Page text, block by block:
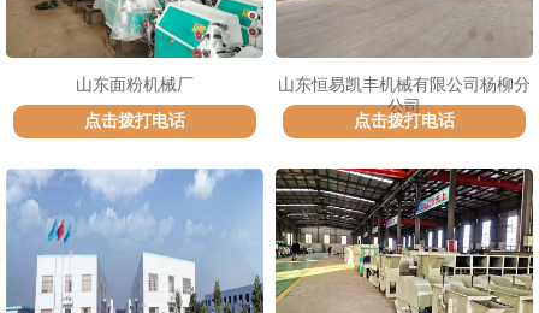
山东面粉机械厂
点击拨打电话
山东恒易凯丰机械有限公司杨柳分
公司
点击拨打电话